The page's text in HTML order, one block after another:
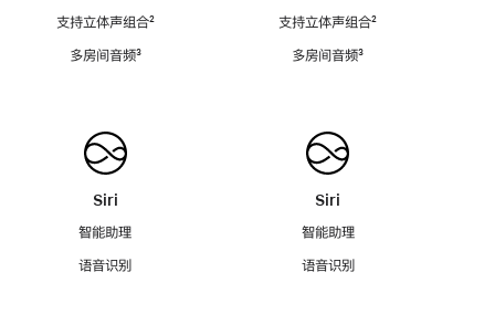
支持立体声组合脚
²
多房间音频脚
³
Siri
智能助理
语音识别
支持立体声组合脚
²
多房间音频脚
³
Siri
智能助理
语音识别